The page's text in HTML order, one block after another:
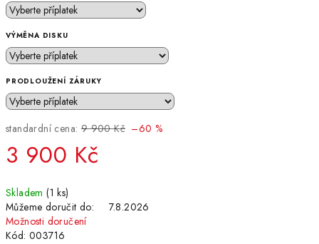
VÝMĚNA DISKU
PRODLOUŽENÍ ZÁRUKY
standardní cena: 9 900 Kč –60 %
3 900 Kč
cena:
Skladem(1 ks)
Můžeme doručit do:
7.8.2026
Možnosti doručení
Kód: 003716